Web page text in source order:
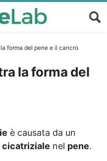
forma del pene e il cancro
la forma del
è causata da un
nel pene.